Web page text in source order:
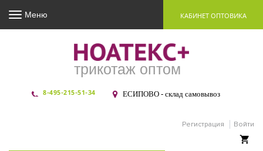
трикотаж оптом
8-495-215-51-34 ЕСИПОВО - склад самовывоз
Регистрация Войти
Меню КАБИНЕТ ОПТОВИКА